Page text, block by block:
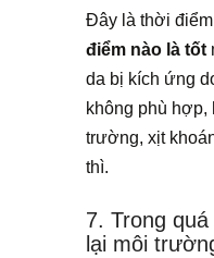
Đây là thời điểm
điểm nào là tốt
da bị kích ứng
không phù hợp,
trường, xịt
thì.
7. Trong
lại môi